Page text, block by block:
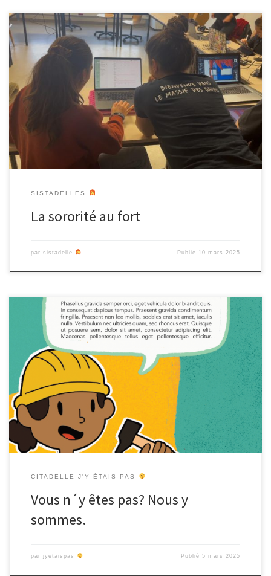
La date de notre balade approche, notez-la bien, le 31 mars !
Aujourd’hui, nous avançons un peu plus sur le sujet du jeu vidéo
avec le sound design. Le livret d’accompagnement est bientôt
terminé. Des références ont été ajoutées pour approfondir le
contenu du livret, notamment Resisters et Yoga Shalala […]
SISTADELLES
La sororité au fort
par sistadelle Publié 10 mars 2025
Où en sommes-nous ? Nous arrivons à échéance du projet. L´outil
numérique proposé est en phase finale de programmation, le
livret d´accompagnement est en phase de mise en page et nous
travaillons à notre dernière danse: la balade de restitution le
mercredi 2 avril à 9h. Il nous a été […]
CITADELLE J'Y ÉTAIS PAS
Vous n´y êtes pas? Nous y
sommes.
par jyetaispas Publié5 mars 2025